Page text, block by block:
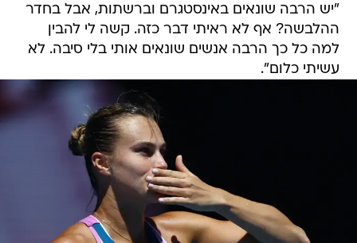
"יש הרבה שונאים באינסטגרם וברשתות, אבל בחדר
ההלבשה? אף לא ראיתי דבר כזה. קשה לי להבין
למה כל כך הרבה אנשים שונאים אותי בלי סיבה. לא
עשיתי כלום".